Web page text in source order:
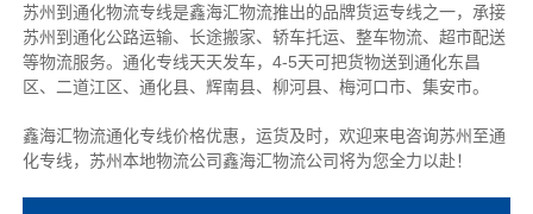
苏州到通化物流专线是鑫海汇物流推出的品牌货运专线之一， 承接
苏州到通化公路运输、长途搬家、轿车托运、整车物流、超市配送
等物流服务。 通化专线天天发车，4-5天可把货物送到通化东昌
区、二道江区、通化县、辉南县、柳河县、梅河口市、集安市。
鑫海汇物流通化专线价格优惠，运货及时，欢迎来电咨询苏州至通
化专线，苏州本地物流公司鑫海汇物流公司将为您全力以赴！